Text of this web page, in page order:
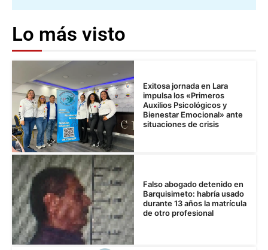
Lo más visto
Exitosa jornada en Lara
impulsa los «Primeros
Auxilios Psicológicos y
Bienestar Emocional» ante
situaciones de crisis
Falso abogado detenido en
Barquisimeto: habría usado
durante 13 años la matrícula
de otro profesional